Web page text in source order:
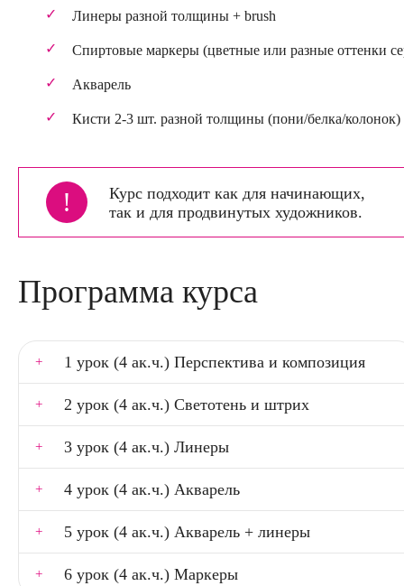
Линеры разной толщины + brush
Спиртовые маркеры (цветные или разные оттенки
Акварель
Кисти 2-3 шт. разной толщины (пони/белка/колонок)
!
Курс подходит как для начинающих,
так и для продвинутых художников.
Программа курса
1 урок (4 ак.ч.) Перспектива и композиция
2 урок (4 ак.ч.) Светотень и штрих
3 урок (4 ак.ч.) Линеры
4 урок (4 ак.ч.) Акварель
5 урок (4 ак.ч.) Акварель + линеры
6 урок (4 ак.ч.) Маркеры